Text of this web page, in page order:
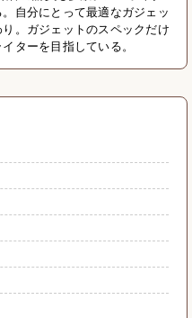
自分にとって最適なガジェッ
。ガジェットのスペックだけ
ターを目指している。